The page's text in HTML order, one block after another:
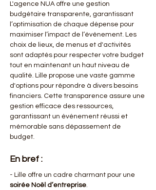
L'agence NUA offre une gestion
budgétaire transparente, garantissant
l’optimisation de chaque dépense pour
maximiser l’impact de l’événement. Les
choix de lieux, de menus et d'activités
sont adaptés pour respecter votre budget
tout en maintenant un haut niveau de
qualité. Lille propose une vaste gamme
d'options pour répondre à divers besoins
financiers. Cette transparence assure une
gestion efficace des ressources,
garantissant un événement réussi et
mémorable sans dépassement de
budget.
En bref :
- Lille offre un cadre charmant pour une
soirée Noël d’entreprise.